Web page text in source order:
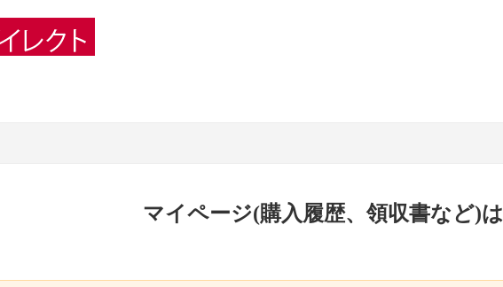
マイページ(購入履歴、領収書など)は